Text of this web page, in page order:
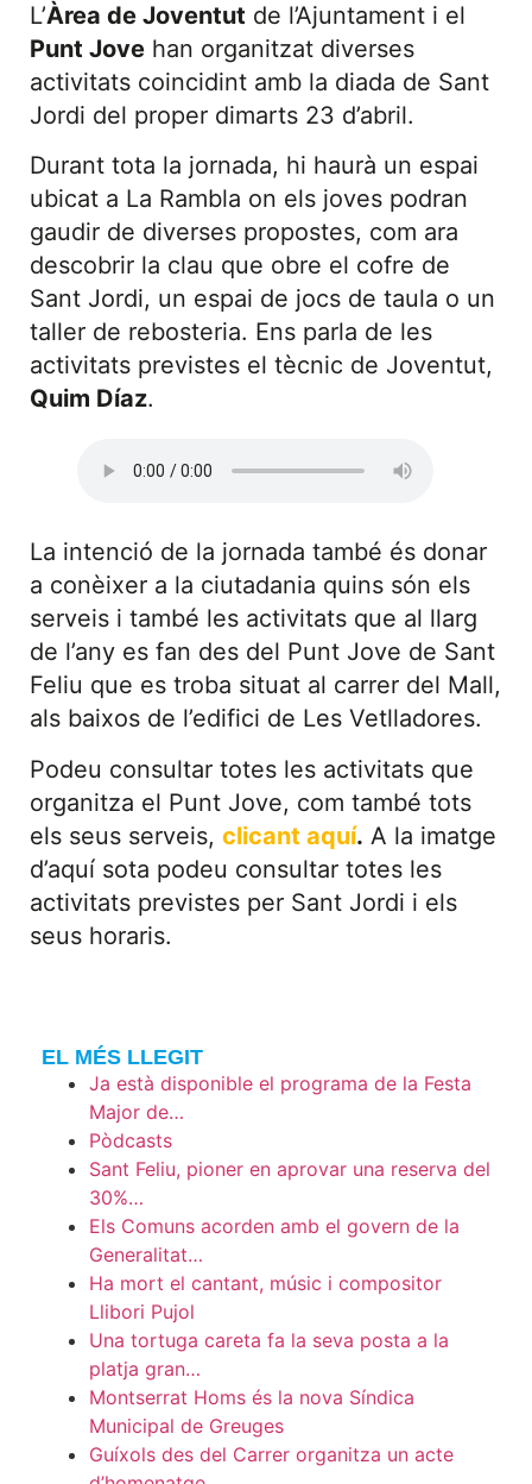
L’Àrea de Joventut de l’Ajuntament i el
Punt Jove han organitzat diverses
activitats coincidint amb la diada de Sant
Jordi del proper dimarts 23 d’abril.
Durant tota la jornada, hi haurà un espai
ubicat a La Rambla on els joves podran
gaudir de diverses propostes, com ara
descobrir la clau que obre el cofre de
Sant Jordi, un espai de jocs de taula o un
taller de rebosteria. Ens parla de les
activitats previstes el tècnic de Joventut,
Quim Díaz.
La intenció de la jornada també és donar
a conèixer a la ciutadania quins són els
serveis i també les activitats que al llarg
de l’any es fan des del Punt Jove de Sant
Feliu que es troba situat al carrer del Mall,
als baixos de l’edifici de Les Vetlladores.
Podeu consultar totes les activitats que
organitza el Punt Jove, com també tots
els seus serveis, clicant aquí. A la imatge
d’aquí sota podeu consultar totes les
activitats previstes per Sant Jordi i els
seus horaris.
EL MÉS LLEGIT
Ja està disponible el programa de la Festa
Major de…
Pòdcasts
Sant Feliu, pioner en aprovar una reserva del
30%…
Els Comuns acorden amb el govern de la
Generalitat…
Ha mort el cantant, músic i compositor
Llibori Pujol
Una tortuga careta fa la seva posta a la
platja gran…
Montserrat Homs és la nova Síndica
Municipal de Greuges
Guíxols des del Carrer organitza un acte